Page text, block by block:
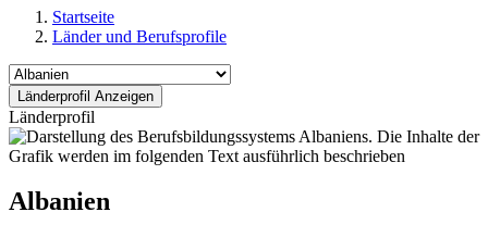
Startseite
Länder und Berufsprofile
Länderprofil
Albanien